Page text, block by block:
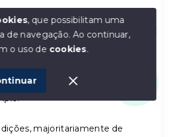
por ser a que mais cresce na
embora esse crescimento seja
A expansão das
e serviços é notável, mas ainda
considerados essenciais, como
majoritariamente de
disponíveis para te ajudar.
, que possibilitam uma
de navegação.Ao continuar,
o uso de cookies.